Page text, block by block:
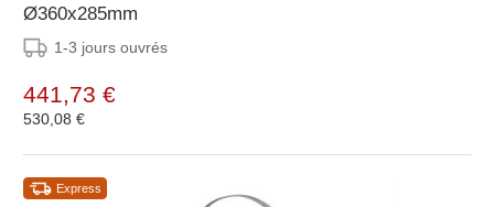
Ø360x285mm
1-3 jours ouvrés
441,73 €
530,08 €
Express